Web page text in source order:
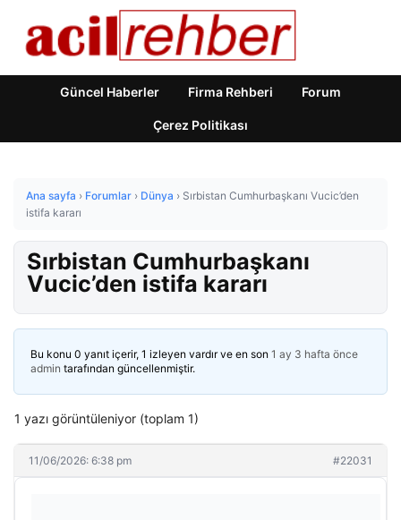
Güncel Haberler Firma Rehberi Forum
Çerez Politikası
Ana sayfa › Forumlar › Dünya › Sırbistan Cumhurbaşkanı Vucic’den
istifa kararı
Sırbistan Cumhurbaşkanı
Vucic’den istifa kararı
Bu konu 0 yanıt içerir, 1 izleyen vardır ve en son 1 ay 3 hafta önce
admin tarafından güncellenmiştir.
1 yazı görüntüleniyor (toplam 1)
11/06/2026: 6:38 pm #22031